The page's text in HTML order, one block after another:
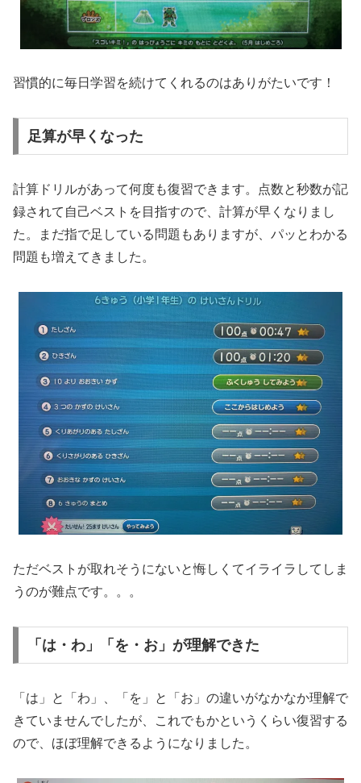
習慣的に毎日学習を続けてくれるのはありがたいです！
足算が早くなった
計算ドリルがあって何度も復習できます。点数と秒数が記
録されて自己ベストを目指すので、計算が早くなりまし
た。まだ指で足している問題もありますが、パッとわかる
問題も増えてきました。
ただベストが取れそうにないと悔しくてイライラしてしま
うのが難点です。。。
「は・わ」「を・お」が理解できた
「は」と「わ」、「を」と「お」の違いがなかなか理解で
きていませんでしたが、これでもかというくらい復習する
ので、ほぼ理解できるようになりました。